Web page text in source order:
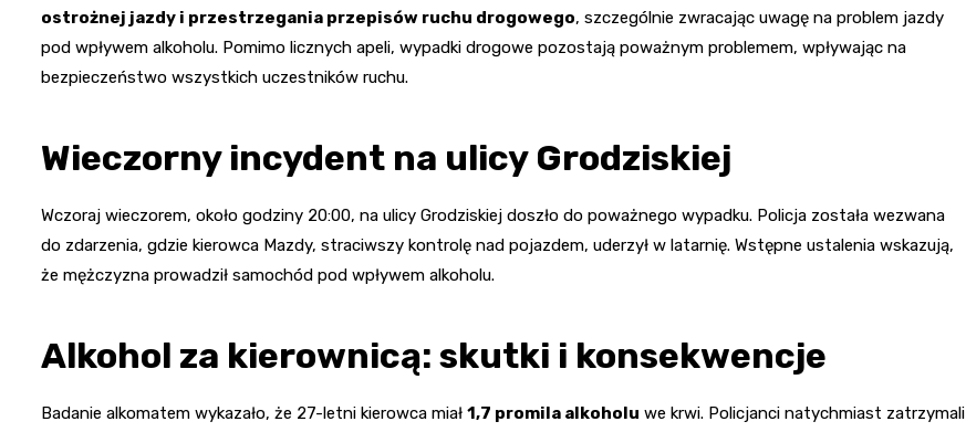
ostrożnej jazdy i przestrzegania przepisów ruchu drogowego, szczególnie zwracając uwagę na problem jazdy
pod wpływem alkoholu. Pomimo licznych apeli, wypadki drogowe pozostają poważnym problemem, wpływając na
bezpieczeństwo wszystkich uczestników ruchu.
Wieczorny incydent na ulicy Grodziskiej
Wczoraj wieczorem, około godziny 20:00, na ulicy Grodziskiej doszło do poważnego wypadku. Policja została wezwana
do zdarzenia, gdzie kierowca Mazdy, straciwszy kontrolę nad pojazdem, uderzył w latarnię. Wstępne ustalenia wskazują,
że mężczyzna prowadził samochód pod wpływem alkoholu.
Alkohol za kierownicą: skutki i konsekwencje
Badanie alkomatem wykazało, że 27-letni kierowca miał 1,7 promila alkoholu we krwi. Policjanci natychmiast zatrzymali